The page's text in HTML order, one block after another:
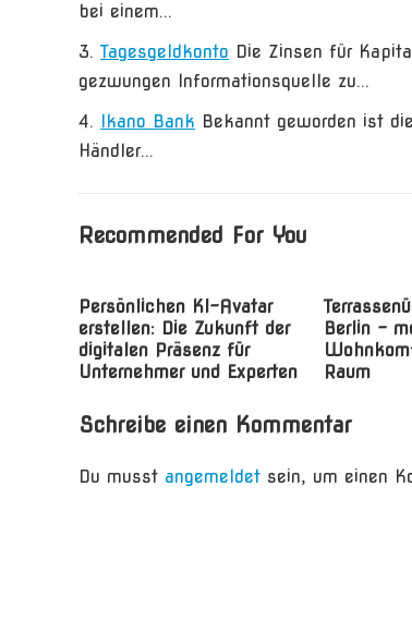
bei einem...
Tagesgeldkonto Die Zinsen für
gezwungen Informationsquelle zu...
Ikano Bank Bekannt geworden ist
Händler...
Recommended For You
Persönlichen KI-Avatar
erstellen: Die Zukunft der
digitalen Präsenz für
Unternehmer und Experten
Berlin –
Raum
Schreibe einen Kommentar
Du musst angemeldet sein, um einen